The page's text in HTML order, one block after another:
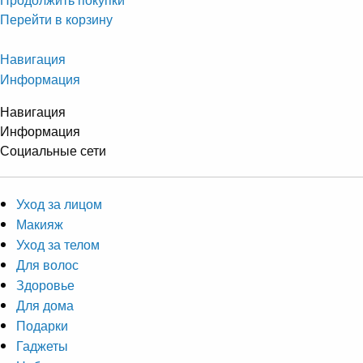
Перейти в корзину
Навигация
Информация
Навигация
Информация
Социальные сети
Уход за лицом
Макияж
Уход за телом
Для волос
Здоровье
Для дома
Подарки
Гаджеты